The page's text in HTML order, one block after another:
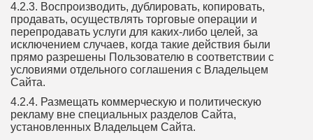
4.2.3. Воспроизводить, дублировать, копировать,
продавать, осуществлять торговые операции и
перепродавать услуги для каких-либо целей, за
исключением случаев, когда такие действия были
прямо разрешены Пользователю в соответствии с
условиями отдельного соглашения с Владельцем
Сайта.
4.2.4. Размещать коммерческую и политическую
рекламу вне специальных разделов Сайта,
установленных Владельцем Сайта.